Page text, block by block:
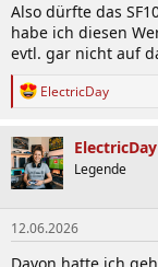
Also dürfte das
habe ich diesen
evtl. gar nicht auf
R
k
t
i
o
n
e
n
ElectricDay
ElectricDay
Legende
12.06.2026